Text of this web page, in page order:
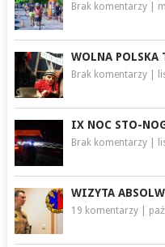
Brak komentarzy|
WOLNA POLSKA
Brak komentarzy|
IX NOC STO-
Brak komentarzy|
WIZYTA
19 komentarzy|